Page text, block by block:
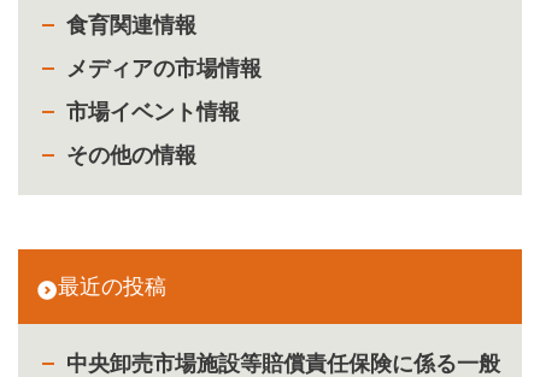
食育関連情報
メディアの市場情報
市場イベント情報
その他の情報
最近の投稿
中央卸売市場施設等賠償責任保険に係る一般